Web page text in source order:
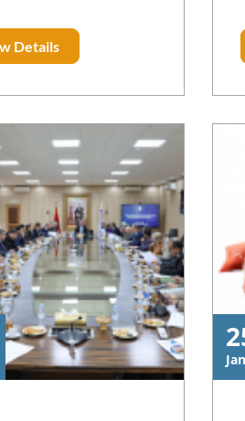
de Béni Mellal. Cet
a été une belle
et étudiants et leur
des
de l’USMS.
Details